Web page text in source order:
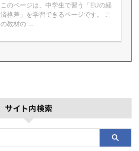
このページは、中学生で習う「EUの経
済格差」を学習できるページです。 こ
の教材の ...
サイト内検索